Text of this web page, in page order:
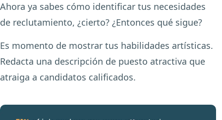
Ahora ya sabes cómo identificar tus necesidades
de reclutamiento, ¿cierto? ¿Entonces qué sigue?
Es momento de mostrar tus habilidades artísticas.
Redacta una descripción de puesto atractiva que
atraiga a candidatos calificados.